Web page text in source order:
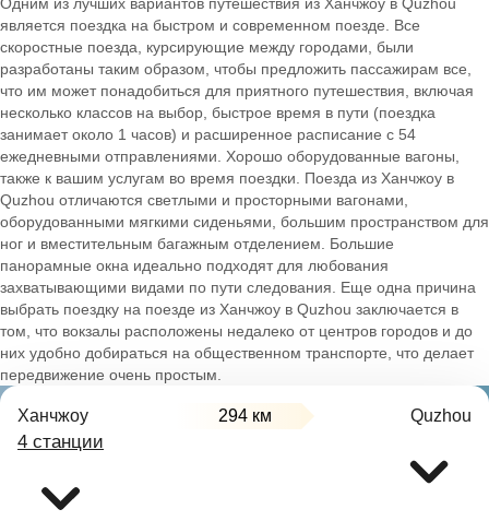
является поездка на быстром и современном поезде. Все
скоростные поезда, курсирующие между городами, были
разработаны таким образом, чтобы предложить пассажирам все,
что им может понадобиться для приятного путешествия, включая
несколько классов на выбор, быстрое время в пути (поездка
занимает около 1 часов) и расширенное расписание с 54
ежедневными отправлениями. Хорошо оборудованные вагоны,
также к вашим услугам во время поездки. Поезда из Ханчжоу в
Quzhou отличаются светлыми и просторными вагонами,
оборудованными мягкими сиденьями, большим пространством для
ног и вместительным багажным отделением. Большие
панорамные окна идеально подходят для любования
захватывающими видами по пути следования. Еще одна причина
выбрать поездку на поезде из Ханчжоу в Quzhou заключается в
том, что вокзалы расположены недалеко от центров городов и до
них удобно добираться на общественном транспорте, что делает
передвижение очень простым.
Ханчжоу 294 км Quzhou
4 станции